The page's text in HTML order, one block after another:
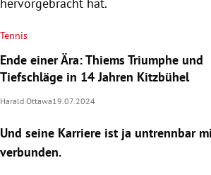
Tennis
Ende einer Ära: Thiems Triumphe und
Tiefschläge in 14 Jahren Kitzbühel
Harald Ottawa19.07.2024
Und seine Karriere ist ja untrennbar
verbunden.